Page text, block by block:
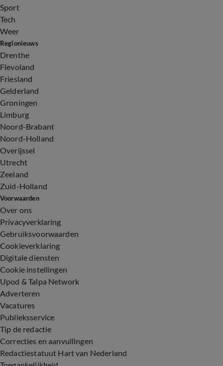
Sport
Tech
Weer
Regionieuws
Drenthe
Flevoland
Friesland
Gelderland
Groningen
Limburg
Noord-Brabant
Noord-Holland
Overijssel
Utrecht
Zeeland
Zuid-Holland
Voorwaarden
Over ons
Privacyverklaring
Gebruiksvoorwaarden
Cookieverklaring
Digitale diensten
Cookie instellingen
Upod & Talpa Network
Adverteren
Vacatures
Publieksservice
Tip de redactie
Correcties en aanvullingen
Redactiestatuut Hart van Nederland